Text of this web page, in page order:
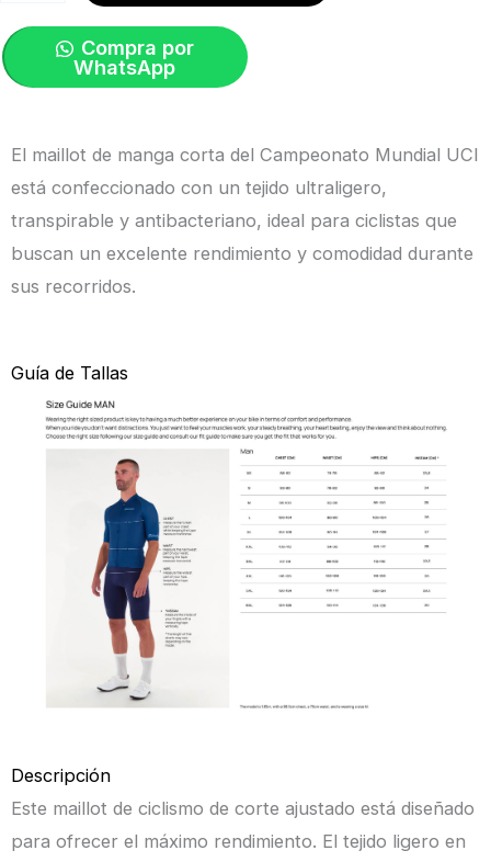
Santini
cantidad
Compra por
WhatsApp
El maillot de manga corta del Campeonato Mundial UCI
está confeccionado con un tejido ultraligero,
transpirable y antibacteriano, ideal para ciclistas que
buscan un excelente rendimiento y comodidad durante
sus recorridos.
Guía de Tallas
Descripción
Este maillot de ciclismo de corte ajustado está diseñado
para ofrecer el máximo rendimiento. El tejido ligero en